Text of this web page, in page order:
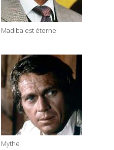
Madiba est éternel
Mythe